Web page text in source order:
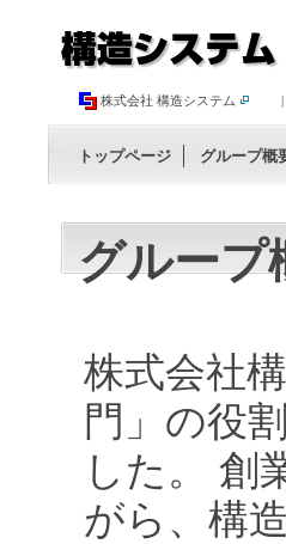
株式会社 構造システム |
トップページ グループ概
グループ
株式会社
門」の役
した。 創
がら、構